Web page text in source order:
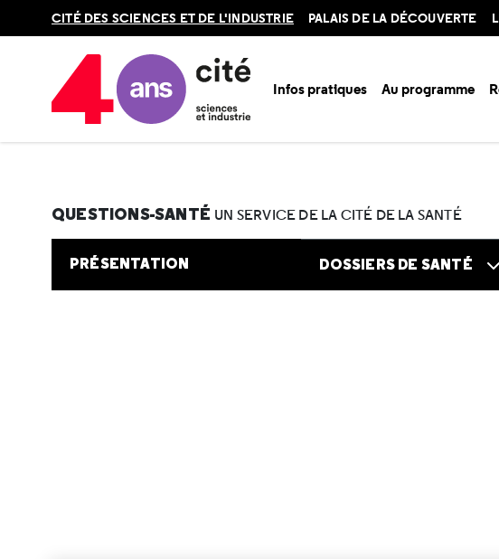
en
CITÉ DES SCIENCES ET DE L'INDUSTRIE PALAIS DE LA DÉCOUVERTE
Infos pratiques Au programme
Accueil Au programme
QUESTIONS-SANTÉ UN SERVICE DE LA CITÉ DE LA SANTÉ
PRÉSENTATION DOSSIERS DE SANTÉ